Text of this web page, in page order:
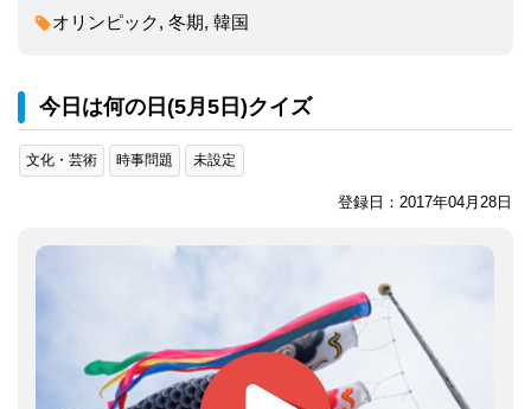
オリンピック, 冬期, 韓国
今日は何の日(5月5日)クイズ
文化・芸術 時事問題 未設定
登録日：2017年04月28日